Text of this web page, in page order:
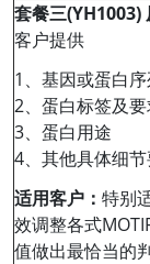
套餐三(YH1003)
客户提供
1、基因或蛋白
2、蛋白标签及
3、蛋白用途
4、其他具体细
适用客户： 特别
效调整各式
值做出最恰当的